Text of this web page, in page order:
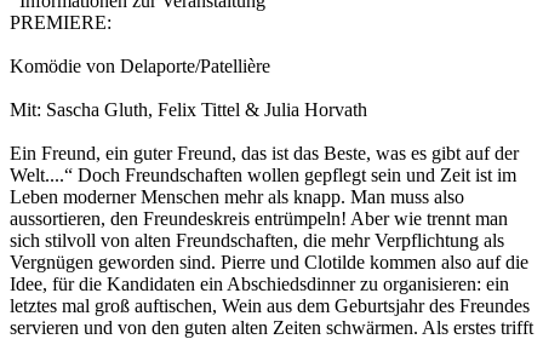
PREMIERE:
Komödie von Delaporte/Patellière
Mit: Sascha Gluth, Felix Tittel & Julia Horvath
Ein Freund, ein guter Freund, das ist das Beste, was es gibt auf der
Welt....“ Doch Freundschaften wollen gepflegt sein und Zeit ist im
Leben moderner Menschen mehr als knapp. Man muss also
aussortieren, den Freundeskreis entrümpeln! Aber wie trennt man
sich stilvoll von alten Freundschaften, die mehr Verpflichtung als
Vergnügen geworden sind. Pierre und Clotilde kommen also auf die
Idee, für die Kandidaten ein Abschiedsdinner zu organisieren: ein
letztes mal groß auftischen, Wein aus dem Geburtsjahr des Freundes
servieren und von den guten alten Zeiten schwärmen. Als erstes trifft